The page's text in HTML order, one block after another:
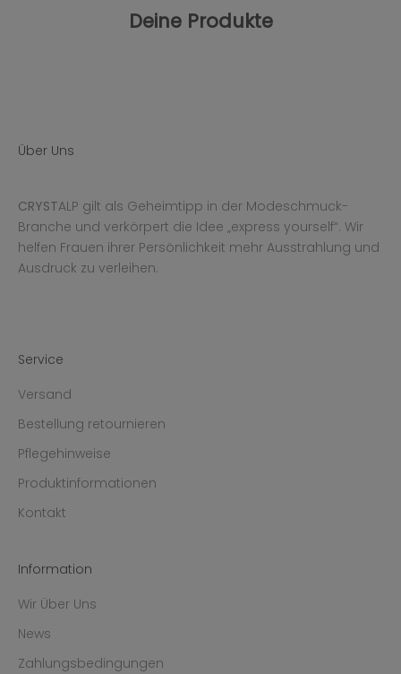
Deine Produkte
Über Uns
CRYSTALP gilt als Geheimtipp in der Modeschmuck-
Branche und verkörpert die Idee „express yourself“. Wir
helfen Frauen ihrer Persönlichkeit mehr Ausstrahlung und
Ausdruck zu verleihen.
Service
Versand
Bestellung retournieren
Pflegehinweise
Produktinformationen
Kontakt
Information
Wir Über Uns
News
Zahlungsbedingungen